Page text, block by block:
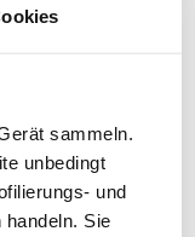
sammeln.
unbedingt
und
Sie